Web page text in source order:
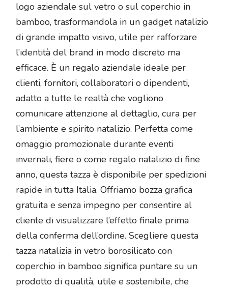
logo aziendale sul vetro o sul coperchio in
bamboo, trasformandola in un gadget natalizio
di grande impatto visivo, utile per rafforzare
l’identità del brand in modo discreto ma
efficace. È un regalo aziendale ideale per
clienti, fornitori, collaboratori o dipendenti,
adatto a tutte le realtà che vogliono
comunicare attenzione al dettaglio, cura per
l’ambiente e spirito natalizio. Perfetta come
omaggio promozionale durante eventi
invernali, fiere o come regalo natalizio di fine
anno, questa tazza è disponibile per spedizioni
rapide in tutta Italia. Offriamo bozza grafica
gratuita e senza impegno per consentire al
cliente di visualizzare l’effetto finale prima
della conferma dell’ordine. Scegliere questa
tazza natalizia in vetro borosilicato con
coperchio in bamboo significa puntare su un
prodotto di qualità, utile e sostenibile, che